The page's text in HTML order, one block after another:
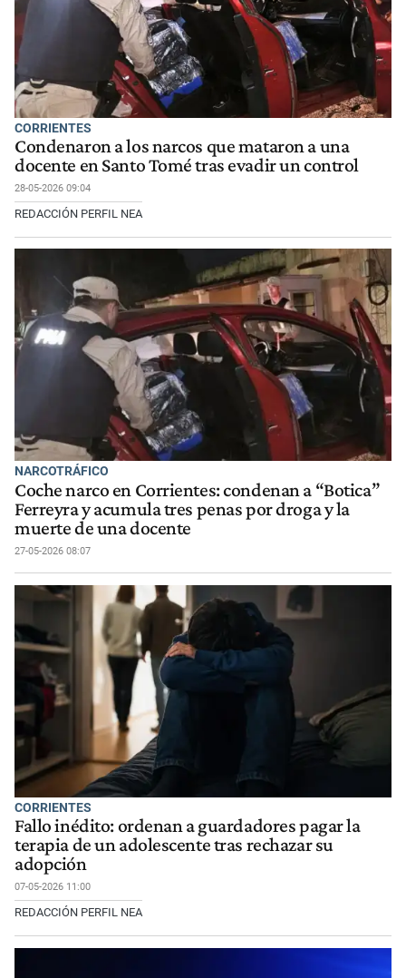
CORRIENTES
Condenaron a los narcos que mataron a una
docente en Santo Tomé tras evadir un control
28-05-2026 09:04
REDACCIÓN PERFIL NEA
NARCOTRÁFICO
Coche narco en Corrientes: condenan a “Botica”
Ferreyra y acumula tres penas por droga y la
muerte de una docente
27-05-2026 08:07
CORRIENTES
Fallo inédito: ordenan a guardadores pagar la
terapia de un adolescente tras rechazar su
adopción
07-05-2026 11:00
REDACCIÓN PERFIL NEA